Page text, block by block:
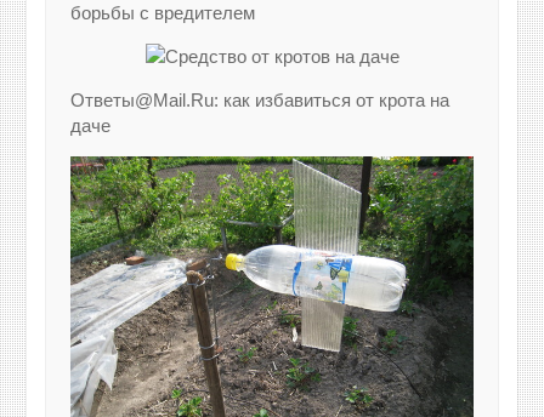
борьбы с вредителем
Ответы@Mail.Ru: как избавиться от крота на
даче